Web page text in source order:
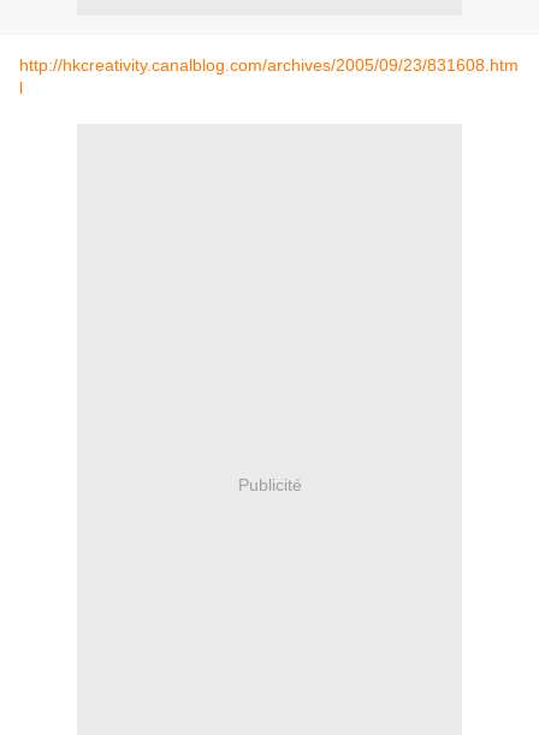
http://hkcreativity.canalblog.com/archives/2005/09/23/831608.htm
l
Publicité